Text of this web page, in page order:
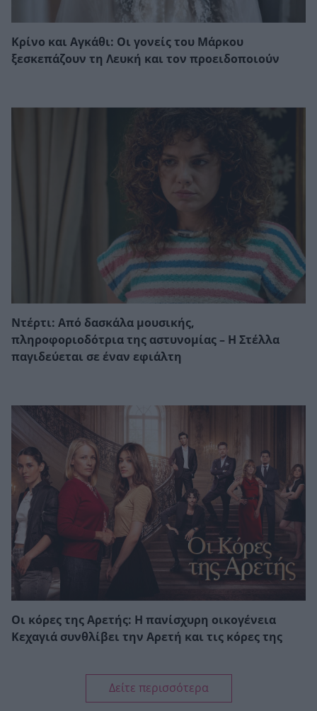
Κρίνο και Αγκάθι: Οι γονείς του Μάρκου
ξεσκεπάζουν τη Λευκή και τον προειδοποιούν
Ντέρτι: Από δασκάλα μουσικής,
πληροφοριοδότρια της αστυνομίας – Η Στέλλα
παγιδεύεται σε έναν εφιάλτη
Οι κόρες της Αρετής: Η πανίσχυρη οικογένεια
Κεχαγιά συνθλίβει την Αρετή και τις κόρες της
Δείτε περισσότερα